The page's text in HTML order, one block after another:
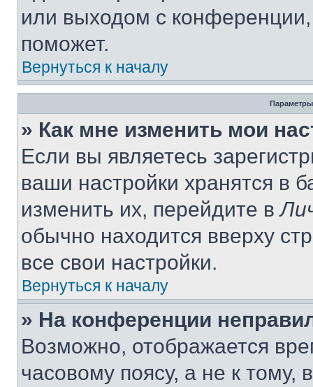
или выходом с
поможет.
Вернуться к началу
Параметры
» Как мне изменить мои
Если вы являетесь
ваши настройки хранятся в
изменить их, перейдите в
обычно находится вверху
все свои настройки.
Вернуться к началу
» На конференции
Возможно, отображается
часовому поясу, а не к тому,